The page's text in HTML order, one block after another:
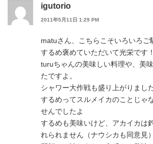
igutorio
2011年5月11日 1:29 PM
matuさん、こちらこそいろいろご
するめ褒めていただいて光栄です！
turuちゃんの美味しい料理や、美
たですよ。
シャワー大作戦も盛り上がりまし
するめってスルメイカのことじゃ
せんでしたよ
するめも美味いけど、アカイカは
れられません（ナウシカも同意見